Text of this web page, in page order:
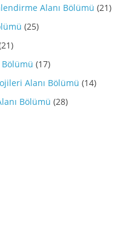
Alanı Bölümü (21)
(25)
Bölümü (17)
Alanı Bölümü (14)
Bölümü (28)